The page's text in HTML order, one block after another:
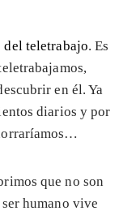
del teletrabajo. Es
en él. Ya
diarios y por
que no son
humano vive